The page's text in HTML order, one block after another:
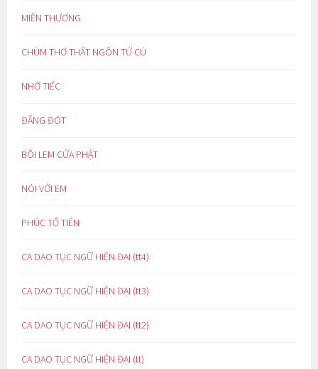
MIỀN THƯƠNG
CHÙM THƠ THẤT NGÔN TỨ CÚ
NHỚ TIẾC
ĐẮNG ĐÓT
BÔI LEM CỬA PHẬT
NÓI VỚI EM
PHÚC TỔ TIÊN
CA DAO TỤC NGỮ HIỆN ĐẠI (tt4)
CA DAO TỤC NGỮ HIỆN ĐẠI (tt3)
CA DAO TỤC NGỮ HIỆN ĐẠI (tt2)
CA DAO TỤC NGỮ HIỆN ĐẠI (tt)